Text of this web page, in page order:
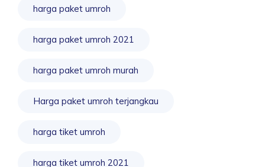
harga paket umroh
harga paket umroh 2021
harga paket umroh murah
Harga paket umroh terjangkau
harga tiket umroh
harga tiket umroh 2021